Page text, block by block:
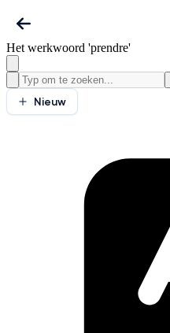
Het werkwoord 'prendre'
Nieuw